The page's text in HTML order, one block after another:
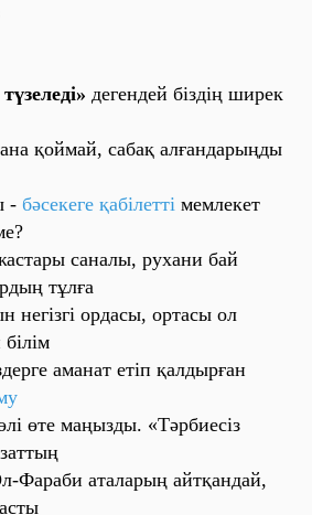
дегендей біздің ширек
қоймай, сабақ алғандарыңды
- бәсекеге қабілетті мемлекет
саналы, рухани бай
тұлға
негізгі ордасы, ортасы ол
аманат етіп қалдырған
өте маңызды. «Тәрбиесіз
Фараби аталарың айтқандай,